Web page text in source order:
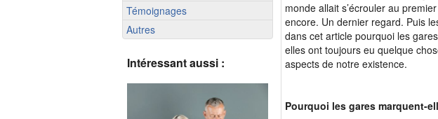
Témoignages
Autres
Intéressant aussi :
monde allait s’écrouler au
encore. Un dernier regard. Puis
dans cet article pourquoi les
elles ont toujours eu quelque
aspects de notre existence.
Pourquoi les gares marquent-